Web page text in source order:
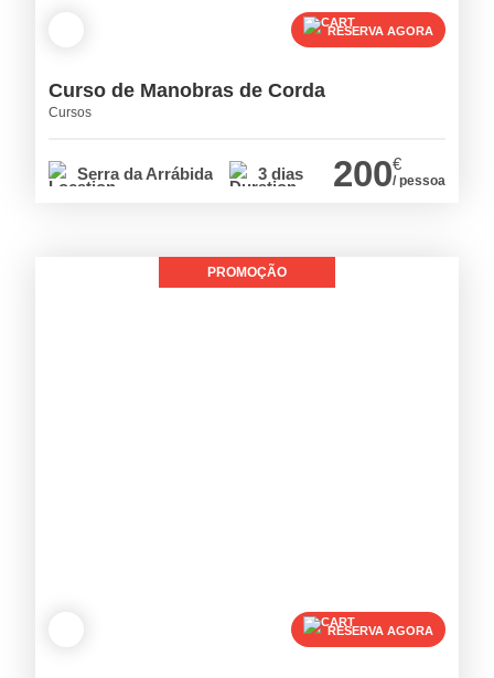
RESERVA AGORA
Curso de Manobras de Corda
Cursos
Serra da Arrábida 3 dias 200€
/ pessoa
PROMOÇÃO
RESERVA AGORA